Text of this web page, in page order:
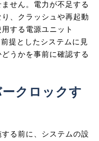
せん。電力が不足する
、クラッシュや再起動
する電源ユニット
提としたシステムに見
うかを事前に確認する
クロックす
る前に、システムの設